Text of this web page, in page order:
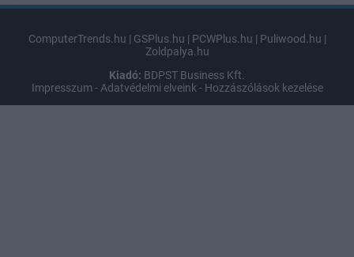
ComputerTrends.hu | GSPlus.hu | PCWPlus.hu | Puliwood.hu |
Zoldpalya.hu
Kiadó: BDPST Business Kft.
Impresszum - Adatvédelmi elveink - Hozzászólások kezelése